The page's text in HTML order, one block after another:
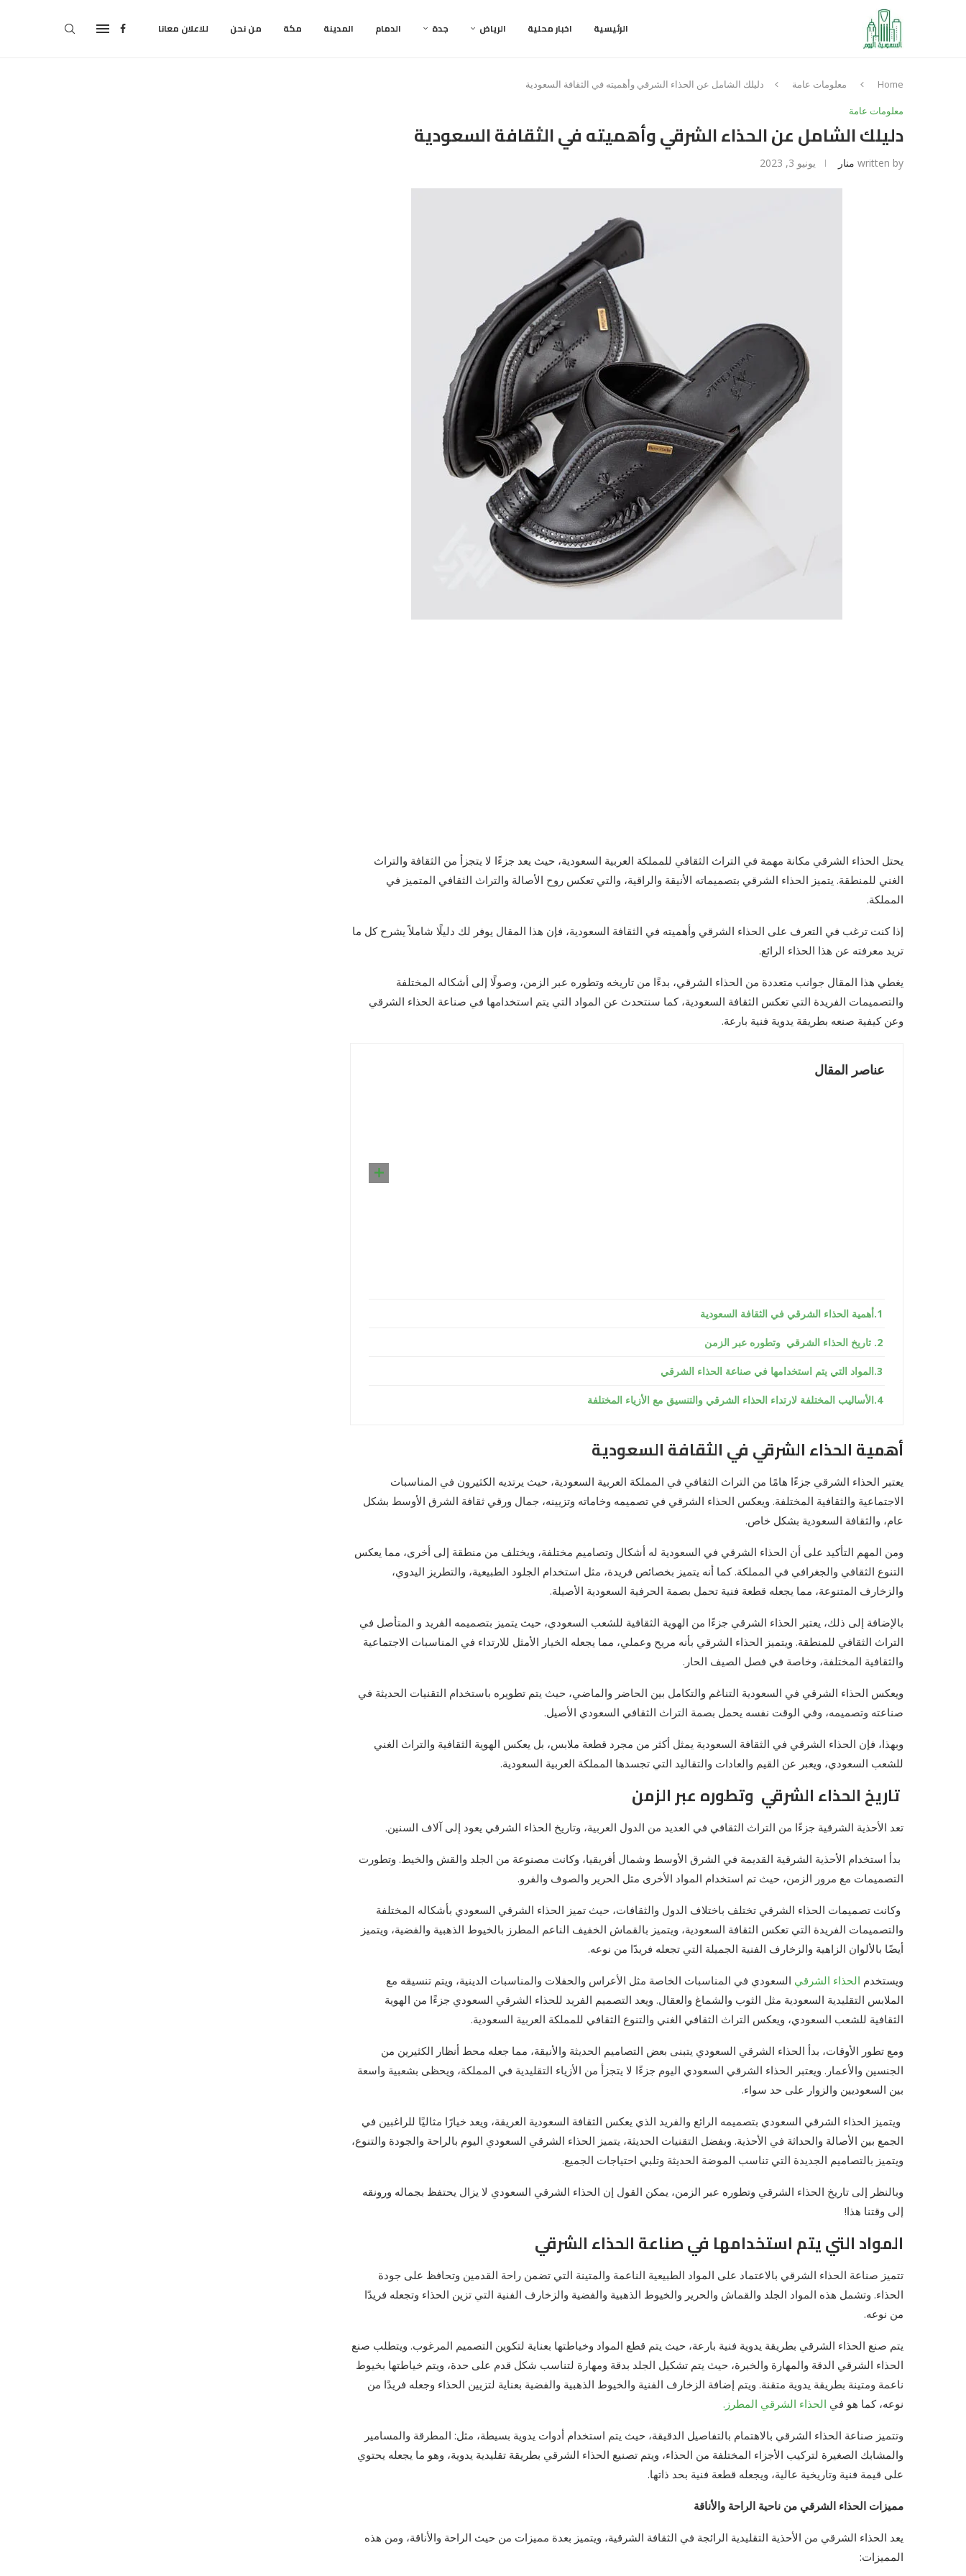
الرئيسية اخبار محلية الرياض جدة الدمام المدينة مكة من نحن للاعلان معانا
Home معلومات عامة دليلك الشامل عن الحذاء الشرقي وأهميته في الثقافة السعودية
معلومات عامة
دليلك الشامل عن الحذاء الشرقي وأهميته في الثقافة السعودية
written by منار يونيو 3, 2023
يحتل الحذاء الشرقي مكانة مهمة في التراث الثقافي للمملكة العربية السعودية، حيث يعد جزءًا لا يتجزأ من الثقافة والتراث
الغني للمنطقة. يتميز الحذاء الشرقي بتصميماته الأنيقة والراقية، والتي تعكس روح الأصالة والتراث الثقافي المتميز في
المملكة.
إذا كنت ترغب في التعرف على الحذاء الشرقي وأهميته في الثقافة السعودية، فإن هذا المقال يوفر لك دليلًا شاملاً يشرح كل ما
تريد معرفته عن هذا الحذاء الرائع.
يغطي هذا المقال جوانب متعددة من الحذاء الشرقي، بدءًا من تاريخه وتطوره عبر الزمن، وصولًا إلى أشكاله المختلفة
والتصميمات الفريدة التي تعكس الثقافة السعودية، كما سنتحدث عن المواد التي يتم استخدامها في صناعة الحذاء الشرقي
وعن كيفية صنعه بطريقة يدوية فنية بارعة.
عناصر المقال
أهمية الحذاء الشرقي في الثقافة السعودية
تاريخ الحذاء الشرقي وتطوره عبر الزمن
المواد التي يتم استخدامها في صناعة الحذاء الشرقي
الأساليب المختلفة لارتداء الحذاء الشرقي والتنسيق مع الأزياء المختلفة
أهمية الحذاء الشرقي في الثقافة السعودية
يعتبر الحذاء الشرقي جزءًا هامًا من التراث الثقافي في المملكة العربية السعودية، حيث يرتديه الكثيرون في المناسبات
الاجتماعية والثقافية المختلفة. ويعكس الحذاء الشرقي في تصميمه وخاماته وتزيينه، جمال ورقي ثقافة الشرق الأوسط بشكل
عام، والثقافة السعودية بشكل خاص.
ومن المهم التأكيد على أن الحذاء الشرقي في السعودية له أشكال وتصاميم مختلفة، ويختلف من منطقة إلى أخرى، مما يعكس
التنوع الثقافي والجغرافي في المملكة. كما أنه يتميز بخصائص فريدة، مثل استخدام الجلود الطبيعية، والتطريز اليدوي،
والزخارف المتنوعة، مما يجعله قطعة فنية تحمل بصمة الحرفية السعودية الأصيلة.
بالإضافة إلى ذلك، يعتبر الحذاء الشرقي جزءًا من الهوية الثقافية للشعب السعودي، حيث يتميز بتصميمه الفريد و المتأصل في
التراث الثقافي للمنطقة. ويتميز الحذاء الشرقي بأنه مريح وعملي، مما يجعله الخيار الأمثل للارتداء في المناسبات الاجتماعية
والثقافية المختلفة، وخاصة في فصل الصيف الحار.
ويعكس الحذاء الشرقي في السعودية التناغم والتكامل بين الحاضر والماضي، حيث يتم تطويره باستخدام التقنيات الحديثة في
صناعته وتصميمه، وفي الوقت نفسه يحمل بصمة التراث الثقافي السعودي الأصيل.
وبهذا، فإن الحذاء الشرقي في الثقافة السعودية يمثل أكثر من مجرد قطعة ملابس، بل يعكس الهوية الثقافية والتراث الغني
للشعب السعودي، ويعبر عن القيم والعادات والتقاليد التي تجسدها المملكة العربية السعودية.
تاريخ الحذاء الشرقي وتطوره عبر الزمن
تعد الأحذية الشرقية جزءًا من التراث الثقافي في العديد من الدول العربية، وتاريخ الحذاء الشرقي يعود إلى آلاف السنين.
بدأ استخدام الأحذية الشرقية القديمة في الشرق الأوسط وشمال أفريقيا، وكانت مصنوعة من الجلد والقش والخيط. وتطورت
التصميمات مع مرور الزمن، حيث تم استخدام المواد الأخرى مثل الحرير والصوف والفرو.
وكانت تصميمات الحذاء الشرقي تختلف باختلاف الدول والثقافات، حيث تميز الحذاء الشرقي السعودي بأشكاله المختلفة
والتصميمات الفريدة التي تعكس الثقافة السعودية، ويتميز بالقماش الخفيف الناعم المطرز بالخيوط الذهبية والفضية، ويتميز
أيضًا بالألوان الزاهية والزخارف الفنية الجميلة التي تجعله فريدًا من نوعه.
ويستخدم الحذاء الشرقي السعودي في المناسبات الخاصة مثل الأعراس والحفلات والمناسبات الدينية، ويتم تنسيقه مع
الملابس التقليدية السعودية مثل الثوب والشماغ والعقال. ويعد التصميم الفريد للحذاء الشرقي السعودي جزءًا من الهوية
الثقافية للشعب السعودي، ويعكس التراث الثقافي الغني والتنوع الثقافي للمملكة العربية السعودية.
ومع تطور الأوقات، بدأ الحذاء الشرقي السعودي يتبنى بعض التصاميم الحديثة والأنيقة، مما جعله محط أنظار الكثيرين من
الجنسين والأعمار. ويعتبر الحذاء الشرقي السعودي اليوم جزءًا لا يتجزأ من الأزياء التقليدية في المملكة، ويحظى بشعبية واسعة
بين السعوديين والزوار على حد سواء.
ويتميز الحذاء الشرقي السعودي بتصميمه الرائع والفريد الذي يعكس الثقافة السعودية العريقة، ويعد خيارًا مثاليًا للراغبين في
الجمع بين الأصالة والحداثة في الأحذية. وبفضل التقنيات الحديثة، يتميز الحذاء الشرقي السعودي اليوم بالراحة والجودة والتنوع،
ويتميز بالتصاميم الجديدة التي تناسب الموضة الحديثة وتلبي احتياجات الجميع.
وبالنظر إلى تاريخ الحذاء الشرقي وتطوره عبر الزمن، يمكن القول إن الحذاء الشرقي السعودي لا يزال يحتفظ بجماله ورونقه
إلى وقتنا هذا!
المواد التي يتم استخدامها في صناعة الحذاء الشرقي
تتميز صناعة الحذاء الشرقي بالاعتماد على المواد الطبيعية الناعمة والمتينة التي تضمن راحة القدمين وتحافظ على جودة
الحذاء. وتشمل هذه المواد الجلد والقماش والحرير والخيوط الذهبية والفضية والزخارف الفنية التي تزين الحذاء وتجعله فريدًا
من نوعه.
يتم صنع الحذاء الشرقي بطريقة يدوية فنية بارعة، حيث يتم قطع المواد وخياطتها بعناية لتكوين التصميم المرغوب. ويتطلب صنع
الحذاء الشرقي الدقة والمهارة والخبرة، حيث يتم تشكيل الجلد بدقة ومهارة لتناسب شكل قدم على حدة، ويتم خياطتها بخيوط
ناعمة ومتينة بطريقة يدوية متقنة. ويتم إضافة الزخارف الفنية والخيوط الذهبية والفضية بعناية لتزيين الحذاء وجعله فريدًا من
نوعه، كما هو في الحذاء الشرقي المطرز.
وتتميز صناعة الحذاء الشرقي بالاهتمام بالتفاصيل الدقيقة، حيث يتم استخدام أدوات يدوية بسيطة، مثل: المطرقة والمسامير
والمشابك الصغيرة لتركيب الأجزاء المختلفة من الحذاء، ويتم تصنيع الحذاء الشرقي بطريقة تقليدية يدوية، وهو ما يجعله يحتوي
على قيمة فنية وتاريخية عالية، ويجعله قطعة فنية بحد ذاتها.
مميزات الحذاء الشرقي من ناحية الراحة والأناقة
يعد الحذاء الشرقي من الأحذية التقليدية الرائجة في الثقافة الشرقية، ويتميز بعدة مميزات من حيث الراحة والأناقة، ومن هذه
المميزات: